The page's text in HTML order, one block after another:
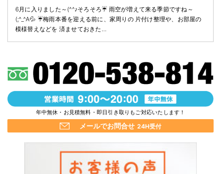
6月に入りました～(^^♪そろそろ☔ 雨空が増えて来る季節ですね～
(;^_^A💦 ☔梅雨本番を迎える前に、家周りの 片付け整理や、お部屋の
模様替えなどを 済ませておきた…
年中無休・お見積無料・即日引き取りもご対応いたします！
メールでお問合せ 24H受付